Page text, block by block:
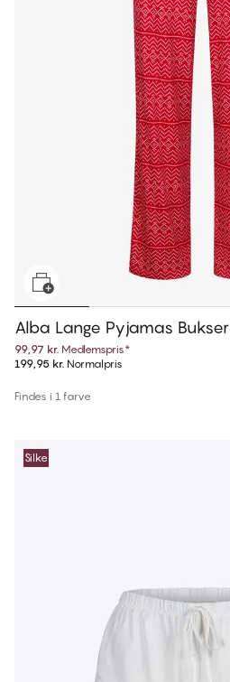
Alba Lange Pyjamas Bukser
99,97 kr. Medlemspris*
199,95 kr. Normalpris
Findes i 1 farve
Silke